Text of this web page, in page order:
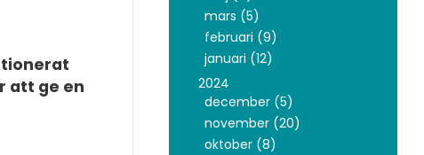
att ge en
mars (5)
februari (9)
januari (12)
2024
december (5)
november (20)
oktober (8)